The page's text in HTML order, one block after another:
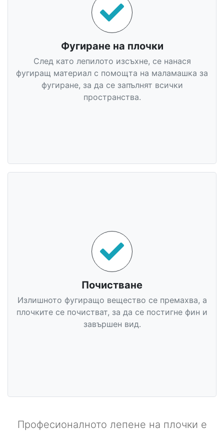
Фугиране на плочки
След като лепилото изсъхне, се нанася
фугиращ материал с помощта на маламашка за
фугиране, за да се запълнят всички
пространства.
Почистване
Излишното фугиращо вещество се премахва, а
плочките се почистват, за да се постигне фин и
завършен вид.
Професионалното лепене на плочки е